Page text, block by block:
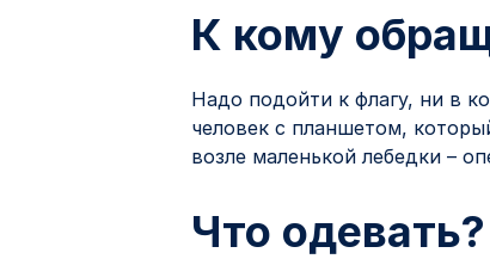
К кому
Надо подойти к флагу, ни в
человек с планшетом,
возле маленькой лебедки –
Что одевать?